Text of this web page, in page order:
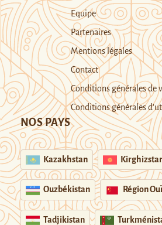
Equipe
Partenaires
Mentions légales
Contact
Conditions générales de
Conditions générales
NOS PAYS
Kazakhstan
Ouzbékistan Région
Tadjikistan